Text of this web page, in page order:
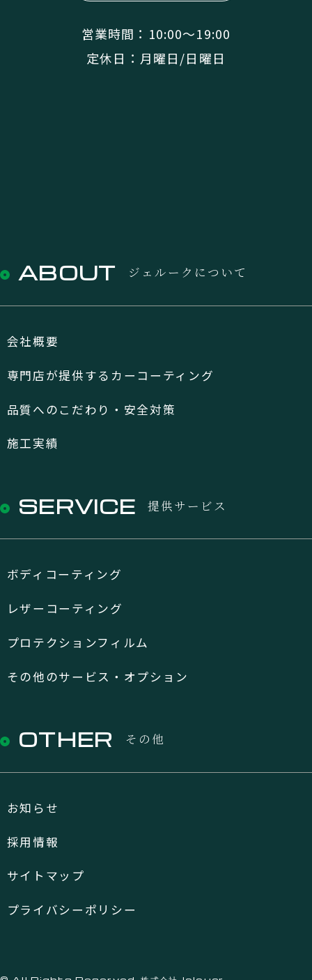
営業時間：10:00〜19:00
定休日：月曜日/日曜日
ABOUT ジェルークについて
会社概要
専門店が提供するカーコーティング
品質へのこだわり・安全対策
施工実績
SERVICE 提供サービス
ボディコーティング
レザーコーティング
プロテクションフィルム
その他のサービス・オプション
OTHER その他
お知らせ
採用情報
サイトマップ
プライバシーポリシー